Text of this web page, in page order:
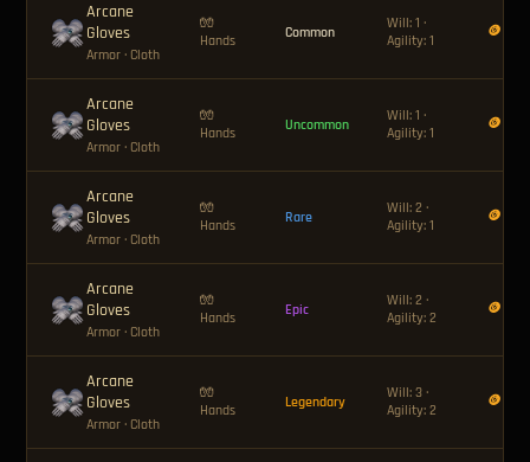
Arcane
Gloves
Armor · Cloth
🧤
Hands
Common
Will: 1 ·
Agility: 1
🪙 8
Arcane
Gloves
Armor · Cloth
🧤
Hands
Uncommon
Will: 1 ·
Agility: 1
🪙 12
Arcane
Gloves
Armor · Cloth
🧤
Hands
Rare
Will: 2 ·
Agility: 1
🪙 24
Arcane
Gloves
Armor · Cloth
🧤
Hands
Epic
Will: 2 ·
Agility: 2
🪙 40
Arcane
Gloves
Armor · Cloth
🧤
Hands
Legendary
Will: 3 ·
Agility: 2
🪙 80